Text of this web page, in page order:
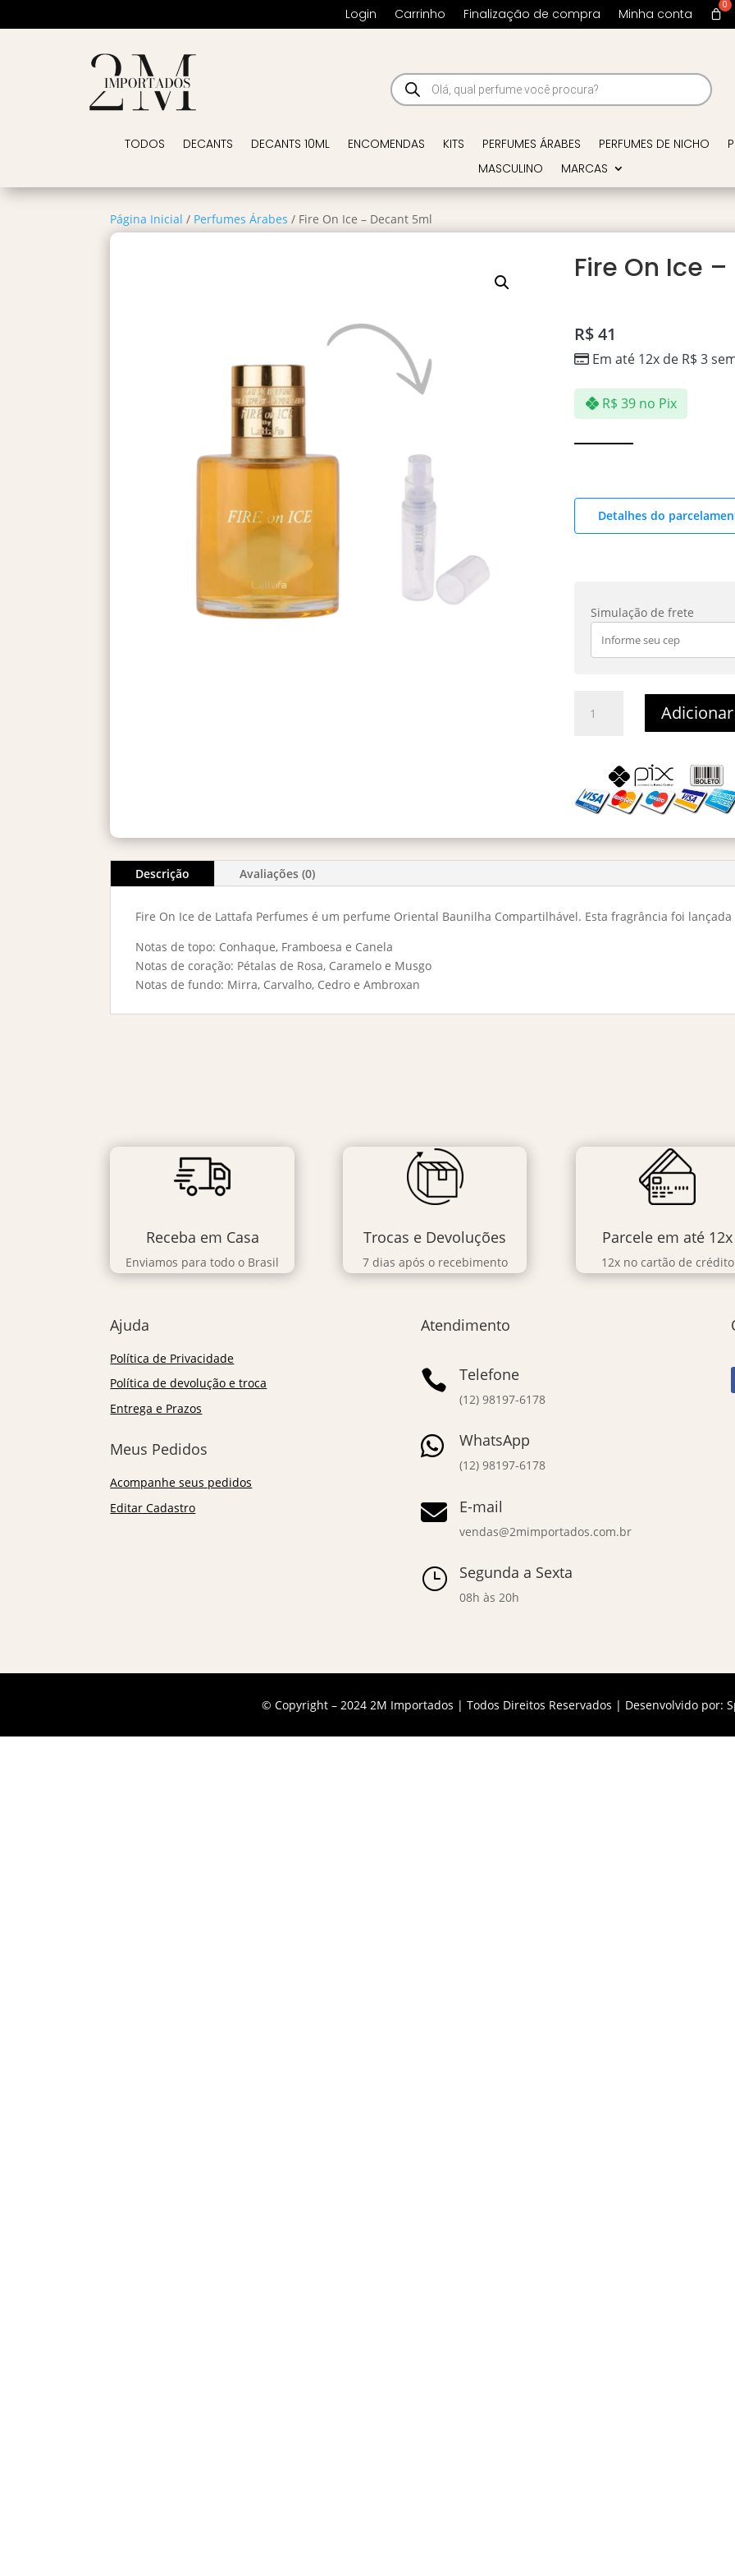
Login Carrinho Finalização de compra Minha conta
Pesquisar
produtos
TODOS DECANTS DECANTS 10ML ENCOMENDAS KITS PERFUMES ÁRABES PERFUMES DE NICHO
MASCULINO
MARCAS
Página Inicial / Perfumes Árabes / Fire On Ice – Decant 5ml
Fire On Ice
R$41
Em até 12x de R$ 3
R$ 39 no Pix
Detalhes do
Simulação de frete
Decant
5ml
quantidade
Descrição Avaliações (0)
Fire On Ice de Lattafa Perfumes é um perfume Oriental Baunilha Compartilhável. Esta fragrância foi lançada
Notas de topo: Conhaque, Framboesa e Canela
Notas de coração: Pétalas de Rosa, Caramelo e Musgo
Notas de fundo: Mirra, Carvalho, Cedro e Ambroxan
Receba em Casa
Enviamos para todo o Brasil
Trocas e Devoluções
7 dias após o recebimento
Parcele em até 12x
12x no cartão de crédito
Ajuda
Política de Privacidade
Política de devolução e troca
Entrega e Prazos
Meus Pedidos
Acompanhe seus pedidos
Editar Cadastro
Atendimento
 Telefone
(12) 98197-6178
 WhatsApp
(12) 98197-6178
 E-mail
vendas@2mimportados.com.br
} Segunda a Sexta
08h às 20h
© Copyright – 2024 2M Importados | Todos Direitos Reservados | Desenvolvido por: